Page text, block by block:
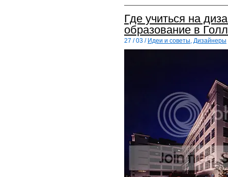
Где учиться на
образование в
27 / 03 / Идеи и советы, Дизайнеры